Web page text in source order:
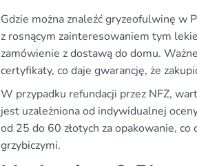
Gdzie można znaleźć gryzeofulwinę w
z rosnącym zainteresowaniem tym
zamówienie z dostawą do domu.
certyfikaty, co daje gwarancję, że
W przypadku refundacji przez NFZ,
jest uzależniona od indywidualnej
od 25 do 60 złotych za opakowanie,
grzybiczymi.